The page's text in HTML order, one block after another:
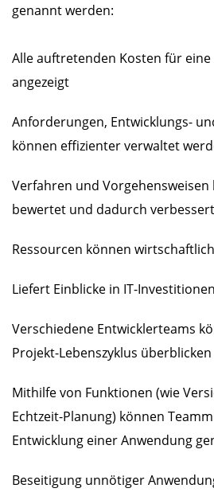
genannt werden:
Alle auftretenden Kosten für
angezeigt
Anforderungen, Entwicklungs-
können effizienter verwaltet
Verfahren und
bewertet und dadurch
Ressourcen können
Liefert Einblicke in IT-Investitionen
Verschiedene Entwicklerteams
Projekt-Lebenszyklus überblicken
Mithilfe von Funktionen (wie
Echtzeit-Planung) können
Entwicklung einer Anwendung
Beseitigung unnötiger